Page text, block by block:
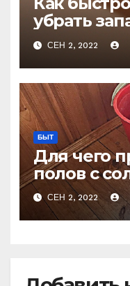
убрать
одежды не
СЕН 2, 2022
БЫТ
Для чего
полов с
СЕН 2, 2022